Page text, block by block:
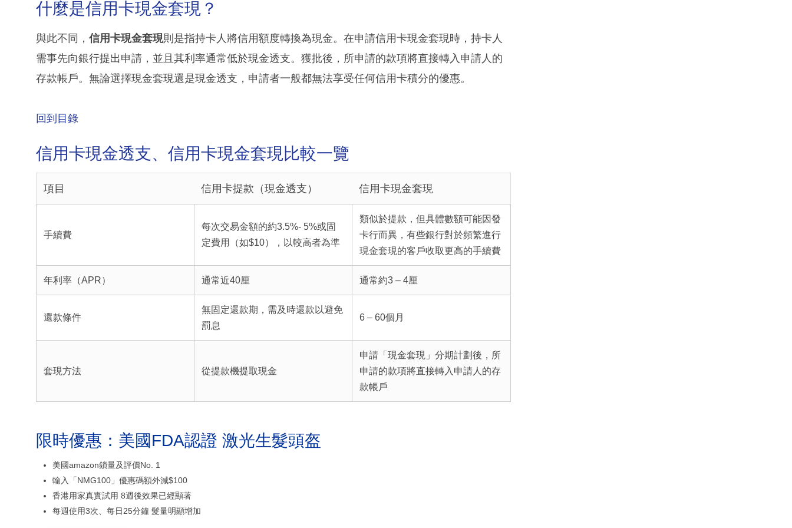
什麼是信用卡現金套現？
與此不同， 信用卡現金套現則是指持卡人將信用額度轉換為現金。在申請信用卡現金套現時，持卡人
需事先向銀行提出申請，並且其利率通常低於現金透支。獲批後，所申請的款項將直接轉入申請人的
存款帳戶。無論選擇現金套現還是現金透支，申請者一般都無法享受任何信用卡積分的優惠。
回到目錄
信用卡現金透支、信用卡現金套現比較一覽
項目 信用卡提款（現金透支） 信用卡現金套現
手續費
每次交易金額的約3.5%- 5%或固
定費用（如$10），以較高者為準
類似於提款，但具體數額可能因發
卡行而異，有些銀行對於頻繁進行
現金套現的客戶收取更高的手續費
年利率（APR） 通常近40厘 通常約3 – 4厘
還款條件
無固定還款期，需及時還款以避免
罰息
6 – 60個月
套現方法 從提款機提取現金
申請「現金套現」分期計劃後，所
申請的款項將直接轉入申請人的存
款帳戶
限時優惠：美國FDA認證 激光生髮頭盔
美國amazon鎖量及評價No. 1
輸入「NMG100」優惠碼額外減$100
香港用家真實試用 8週後效果已經顯著
每週使用3次、每日25分鐘 髮量明顯增加